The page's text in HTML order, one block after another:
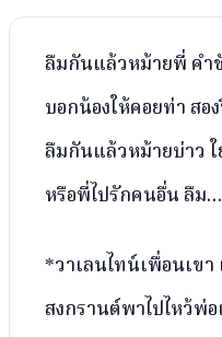
ลืมกันแล้วหม้ายพี่ ค
บอกน้องให้คอยท่า ส
ลืมกันแล้วหม้ายบ่าว
หรือพี่ไปรักคนอื่น ลืม
*วาเลนไทน์เพื่อนเข
สงกรานต์พาไปไหว้พ่